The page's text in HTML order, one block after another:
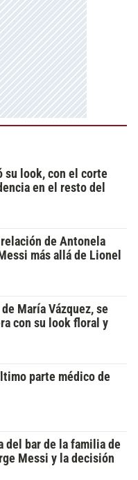
su look, con el corte
en el resto del
de Antonela
más allá de Lionel
María Vázquez, se
con su look floral y
parte médico de
del bar de la familia de
Messi y la decisión